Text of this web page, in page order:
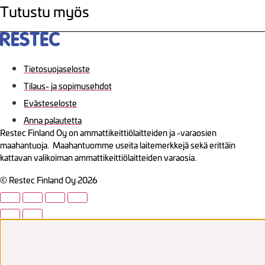
Tutustu myös
Tietosuojaseloste
Tilaus- ja sopimusehdot
Evästeseloste
Anna palautetta
Restec Finland Oy on ammattikeittiölaitteiden ja -varaosien
maahantuoja. Maahantuomme useita laitemerkkejä sekä erittäin
kattavan valikoiman ammattikeittiölaitteiden varaosia.
© Restec Finland Oy 2026